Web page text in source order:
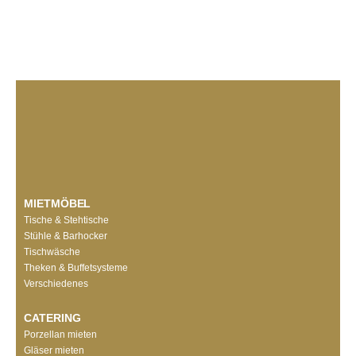
MIETMÖBEL
Tische & Stehtische
Stühle & Barhocker
Tischwäsche
Theken & Buffetsysteme
Verschiedenes
CATERING
Porzellan mieten
Gläser mieten